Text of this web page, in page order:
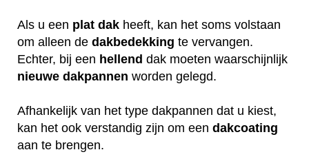
Als u een plat dak heeft, kan het soms volstaan
om alleen de dakbedekking te vervangen.
Echter, bij een hellend dak moeten waarschijnlijk
nieuwe dakpannen worden gelegd.
Afhankelijk van het type dakpannen dat u kiest,
kan het ook verstandig zijn om een dakcoating
aan te brengen.